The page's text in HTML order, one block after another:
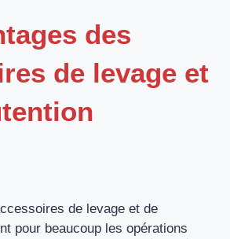
des
de levage et
de levage et de
pour beaucoup les opérations